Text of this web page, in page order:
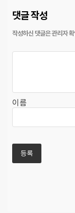
댓글 작성
이름